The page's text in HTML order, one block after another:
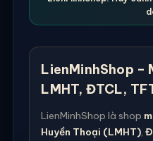
LienMinhShop –
LMHT, ĐTCL,
LienMinhShop là shop
Huyền Thoại (LMHT),